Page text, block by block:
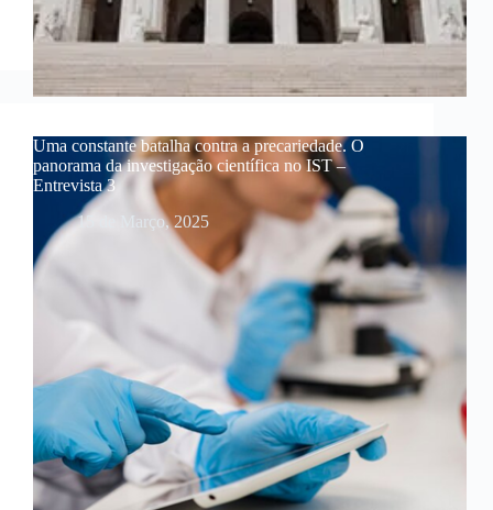
Uma constante batalha contra a precariedade. O
panorama da investigação científica no IST –
Entrevista 3
15 de Março, 2025